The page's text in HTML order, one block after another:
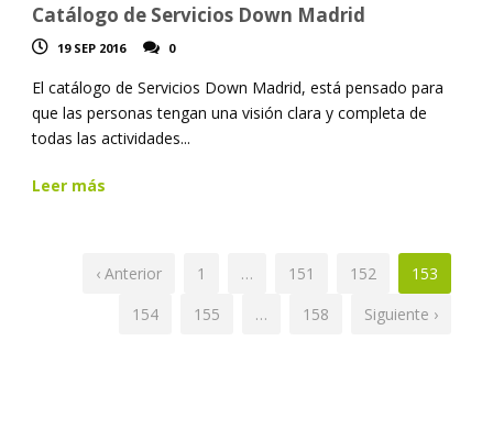
Catálogo de Servicios Down Madrid
19 SEP 2016 0
El catálogo de Servicios Down Madrid, está pensado para
que las personas tengan una visión clara y completa de
todas las actividades...
Leer más
‹ Anterior 1 … 151 152
153
154
155 … 158 Siguiente ›